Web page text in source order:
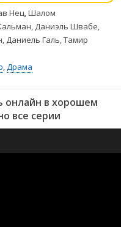
Нец, Шалом
Даниэль Швабе,
Даниель Галь, Тамир
,Драма
онлайн в хорошем
все серии